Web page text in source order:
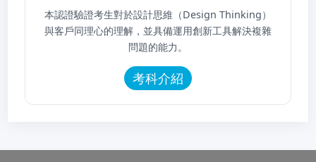
本認證驗證考生對於設計思維（Design Thinking）
與客戶同理心的理解，並具備運用創新工具解決複雜
問題的能力。
考科介紹